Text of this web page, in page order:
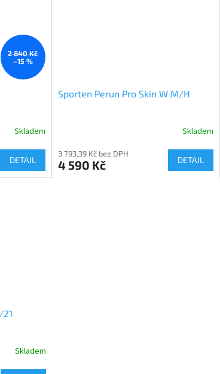
2 840 Kč
–15 %
Skladem
DETAIL
Sporten Perun Pro Skin W M/H
Skladem
3 793,39 Kč bez DPH
4 590 Kč DETAIL
Skladem